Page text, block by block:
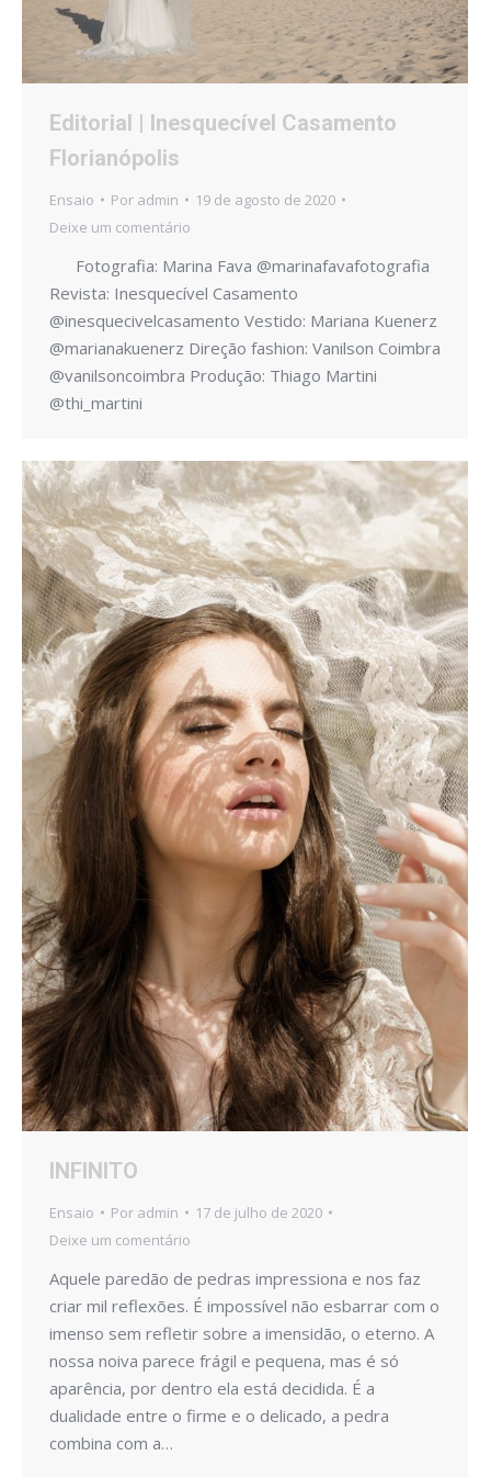
Editorial | Inesquecível Casamento
Florianópolis
Ensaio Por admin
19 de agosto de 2020
Deixe um comentário
Fotografia: Marina Fava @marinafavafotografia
Revista: Inesquecível Casamento
@inesquecivelcasamento Vestido: Mariana Kuenerz
@marianakuenerz Direção fashion: Vanilson Coimbra
@vanilsoncoimbra Produção: Thiago Martini
@thi_martini
INFINITO
Ensaio Por admin
17 de julho de 2020
Deixe um comentário
Aquele paredão de pedras impressiona e nos faz
criar mil reflexões. É impossível não esbarrar com o
imenso sem refletir sobre a imensidão, o eterno. A
nossa noiva parece frágil e pequena, mas é só
aparência, por dentro ela está decidida. É a
dualidade entre o firme e o delicado, a pedra
combina com a…